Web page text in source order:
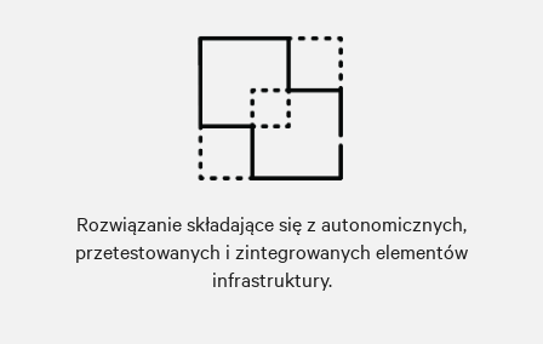
Rozwiązanie składające się z autonomicznych,
przetestowanych i zintegrowanych elementów
infrastruktury.